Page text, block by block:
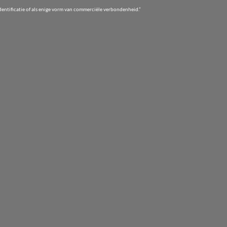
of als enige vorm van commerciële verbondenheid.”